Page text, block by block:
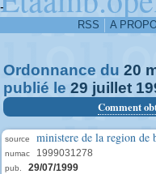
-
RSS A
Ordonnance du 20
publié le 29 juillet
Comment
source ministere de la region de
numac 1999031278
pub. 29/07/1999